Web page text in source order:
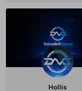
Hollis